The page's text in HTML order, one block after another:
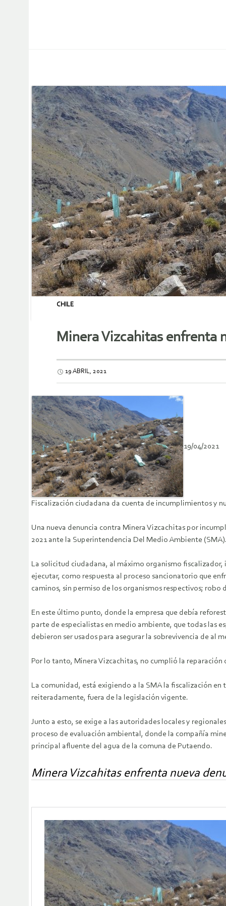
CHILE
Minera Vizcahitas enfrenta
19 ABRIL, 2021
19/04/2021
Fiscalización ciudadana da cuenta de incumplimientos y
Una nueva denuncia contra Minera Vizcachitas por
2021 ante la Superintendencia Del Medio Ambiente (SMA).
La solicitud ciudadana, al máximo organismo
ejecutar, como respuesta al proceso sancionatorio que
caminos, sin permiso de los organismos respectivos;
En este último punto, donde la empresa que debía
parte de especialistas en medio ambiente, que todas las
debieron ser usados para asegurar la sobrevivencia de al
Por lo tanto, Minera Vizcachitas, no cumplió la reparación
La comunidad, está exigiendo a la SMA la fiscalización
reiteradamente, fuera de la legislación vigente.
Junto a esto, se exige a las autoridades locales y
proceso de evaluación ambiental, donde la compañía
principal afluente del agua de la comuna de Putaendo.
Minera Vizcahitas enfrenta nueva